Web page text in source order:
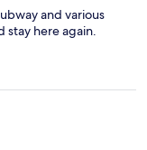
and various
stay here again.